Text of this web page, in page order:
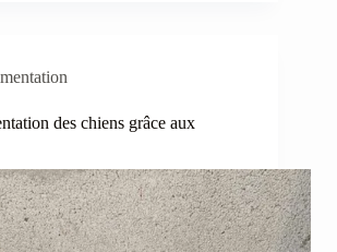
des chiens grâce aux